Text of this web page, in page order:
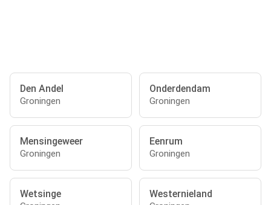
Den Andel
Groningen
Onderdendam
Groningen
Mensingeweer
Groningen
Eenrum
Groningen
Wetsinge Westernieland